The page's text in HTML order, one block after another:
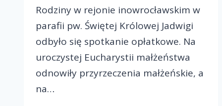
Rodziny w rejonie inowrocławskim w
parafii pw. Świętej Królowej Jadwigi
odbyło się spotkanie opłatkowe. Na
uroczystej Eucharystii małżeństwa
odnowiły przyrzeczenia małżeńskie, a
na…